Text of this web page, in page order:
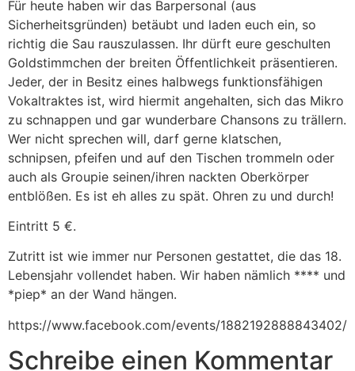
Für heute haben wir das Barpersonal (aus
Sicherheitsgründen) betäubt und laden euch ein, so
richtig die Sau rauszulassen. Ihr dürft eure geschulten
Goldstimmchen der breiten Öffentlichkeit präsentieren.
Jeder, der in Besitz eines halbwegs funktionsfähigen
Vokaltraktes ist, wird hiermit angehalten, sich das Mikro
zu schnappen und gar wunderbare Chansons zu trällern.
Wer nicht sprechen will, darf gerne klatschen,
schnipsen, pfeifen und auf den Tischen trommeln oder
auch als Groupie seinen/ihren nackten Oberkörper
entblößen. Es ist eh alles zu spät. Ohren zu und durch!
Eintritt 5 €.
Zutritt ist wie immer nur Personen gestattet, die das 18.
Lebensjahr vollendet haben. Wir haben nämlich **** und
*piep* an der Wand hängen.
https://www.facebook.com/events/1882192888843402/
Schreibe einen Kommentar